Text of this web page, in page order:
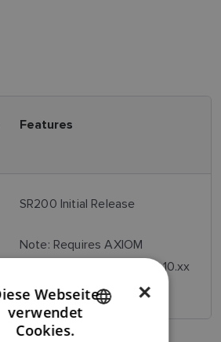
Features
SR200 Initial Release
Note: Requires AXIOM
LightHouse3 software v3.10.xx
or higher
×
Webseite
verwendet
Cookies.